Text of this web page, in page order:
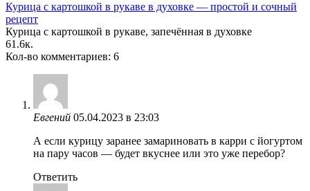
Курица с картошкой в рукаве в духовке — простой и сочный
рецепт
Курица с картошкой в рукаве, запечённая в духовке
61.6к.
Кол-во комментариев: 6
Евгений 05.04.2023 в 23:03
А если курицу заранее замариновать в карри с йогуртом
на пару часов — будет вкуснее или это уже перебор?
Ответить